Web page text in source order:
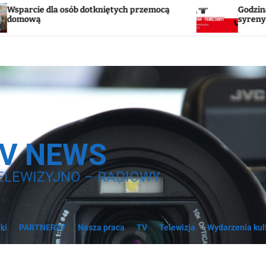
Godzina „W”. W sobotę w Tucholi zawyją
NEWS
– RADIOWY
PARTNERZY Nasza praca TV Telewizja Wydarzenia